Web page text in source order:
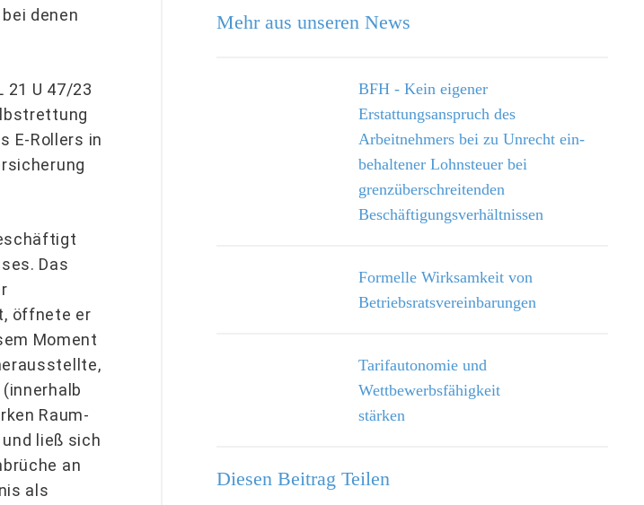
denen
21 U 47/23
E-Rollers in
Das
öffnete er
Moment
Raum-
ließ sich
an
als
Mehr aus unseren News
BFH - Kein eigener
Erstattungsanspruch des
Arbeitnehmers bei zu Unrecht ein­
behaltener Lohnsteuer bei
grenzüberschreitenden
Beschäftigungsverhältnissen
Formelle Wirksamkeit von
Betriebsratsvereinbarungen
Tarifautonomie und
Wettbewerbsfähigkeit
stärken
Diesen Beitrag Teilen